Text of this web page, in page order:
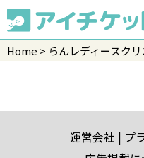
Home らんレディースク
運営会社
プ